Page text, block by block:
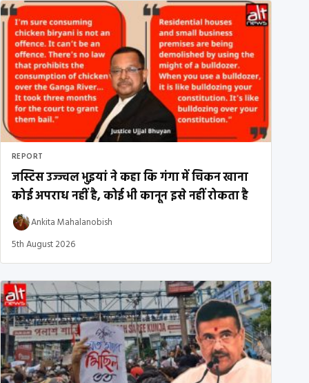
REPORT
जस्टिस उज्ज्वल भुइयां ने कहा कि गंगा में चिकन खाना
कोई अपराध नहीं है, कोई भी कानून इसे नहीं रोकता है
Ankita Mahalanobish
5th August 2026